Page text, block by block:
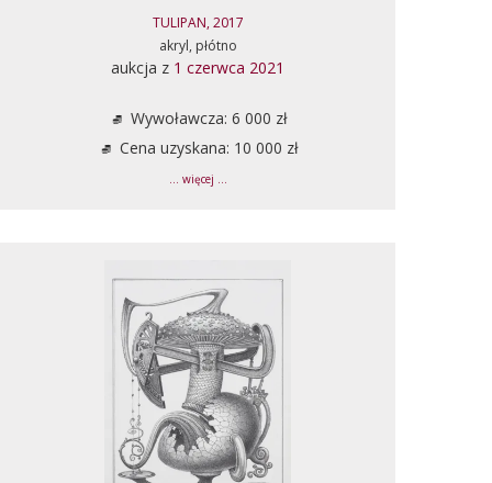
TULIPAN, 2017
akryl, płótno
aukcja z 1 czerwca 2021
Wywoławcza: 6 000 zł
Cena uzyskana: 10 000 zł
... więcej ...